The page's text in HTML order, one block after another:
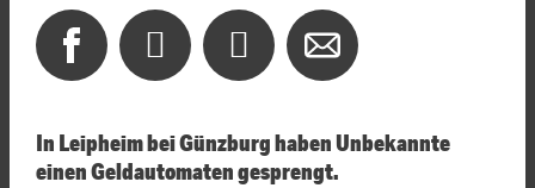
In Leipheim bei Günzburg haben Unbekannte
einen Geldautomaten gesprengt.